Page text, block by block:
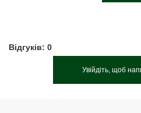
Відгуків: 0
Увійдіть, щоб